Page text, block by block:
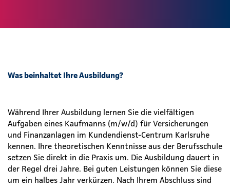
Was beinhaltet Ihre Ausbildung?
Während Ihrer Ausbildung lernen Sie die vielfältigen
Aufgaben eines Kaufmanns (m/w/d) für Versicherungen
und Finanzanlagen im Kundendienst-Centrum Karlsruhe
kennen. Ihre theoretischen Kenntnisse aus der Berufsschule
setzen Sie direkt in die Praxis um. Die Ausbildung dauert in
der Regel drei Jahre. Bei guten Leistungen können Sie diese
um ein halbes Jahr verkürzen. Nach Ihrem Abschluss sind